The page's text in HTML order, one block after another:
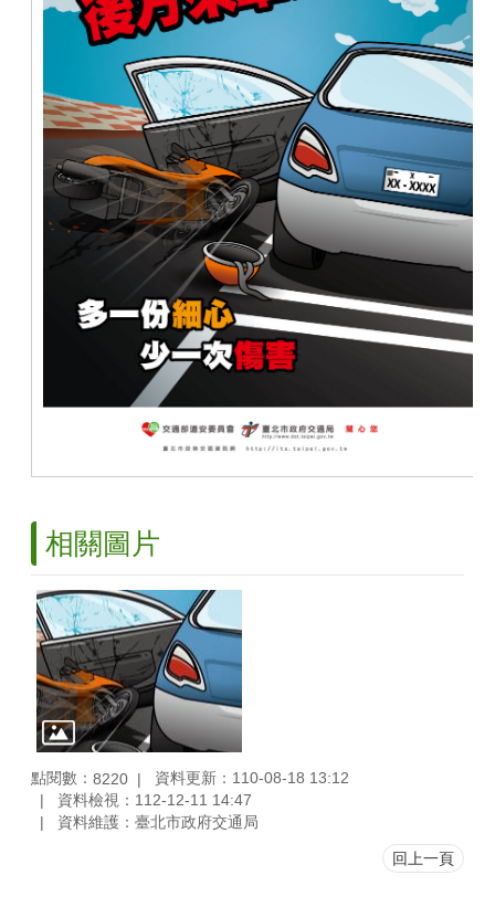
相關圖片
點閱數： 8220
資料更新：110-08-18 13:12
資料檢視：112-12-11 14:47
資料維護：臺北市政府交通局
回上一頁